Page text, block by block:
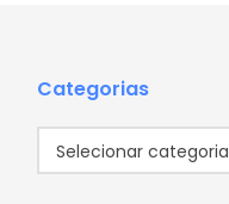
Categorias
Selecionar categoria